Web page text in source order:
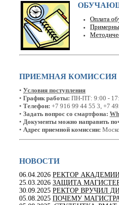
Оплата
ПРИЕМНАЯ КОМИССИЯ
• Условия поступления
• График работы: ПН-ПТ: 9:00 -
• Телефон: +7 916 99 44 55 3, +7
• Задать вопрос со смартфона:
• Документы можно направить
• Адрес приемной комиссии:
НОВОСТИ
06.04.2026 РЕКТОР
25.03.2026 ЗАЩИТА
30.09.2025 РЕКТОР ВРУЧИЛ
05.08.2025 ПОЧЕМУ